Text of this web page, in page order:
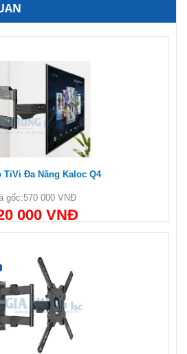
TiVi Đa Năng Kaloc Q4
gốc:570 000 VNĐ
000 VNĐ